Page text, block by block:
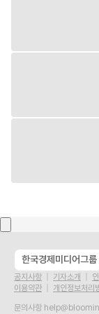
한국경제미디어그룹
공지사항 기자소개
이용약관
개인정보처리
문의사항